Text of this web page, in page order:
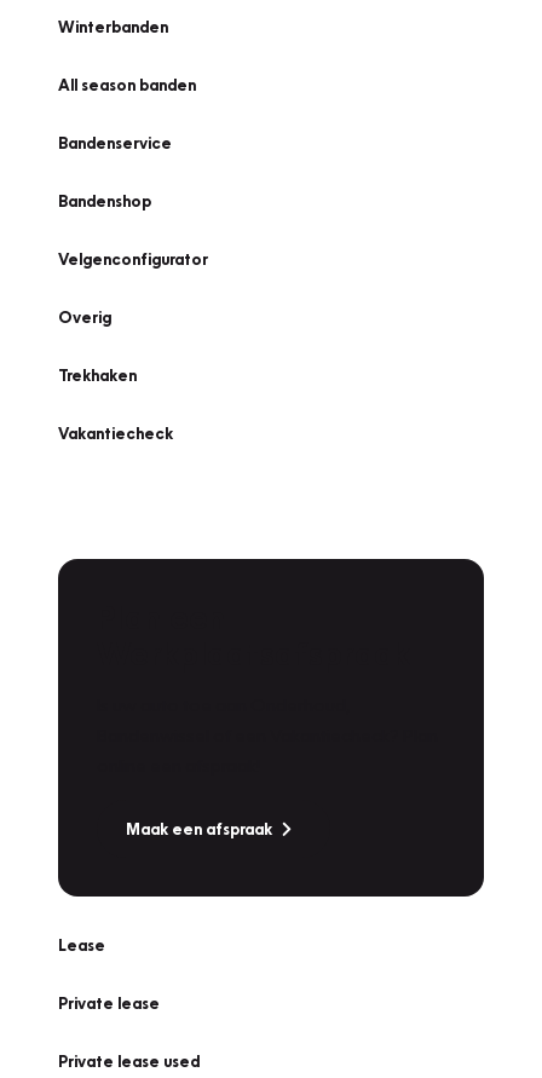
Winterbanden
All season banden
Bandenservice
Bandenshop
Velgenconfigurator
Overig
Trekhaken
Vakantiecheck
Maak een afspraak
Lease
Private lease
Private lease used